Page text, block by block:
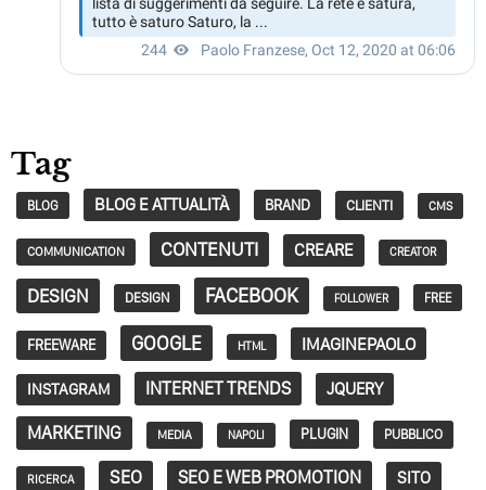
Tag
BLOG BLOG E ATTUALITÀ BRAND CLIENTI CMS
COMMUNICATION CONTENUTI CREARE CREATOR
DESIGN DESIGN FACEBOOK FOLLOWER FREE
FREEWARE GOOGLE HTML IMAGINEPAOLO
INSTAGRAM INTERNET TRENDS JQUERY
MARKETING MEDIA NAPOLI PLUGIN PUBBLICO
RICERCA SEO SEO E WEB PROMOTION SITO